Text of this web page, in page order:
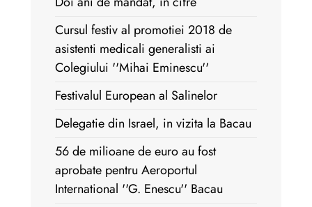
Cursul festiv al promotiei 2018 de
asistenti medicali generalisti ai
Colegiului ''Mihai Eminescu''
Festivalul European al Salinelor
Delegatie din Israel, in vizita la Bacau
56 de milioane de euro au fost
aprobate pentru Aeroportul
International ''G. Enescu'' Bacau